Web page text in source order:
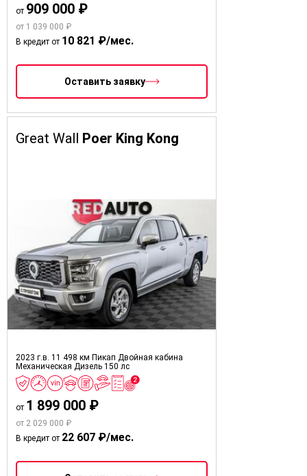
от 909 000 ₽
от 1 039 000 ₽
В кредит от 10 821 ₽/мес.
Оставить заявку
Great Wall Poer King Kong
2023 г.в. 11 498 км Пикап Двойная кабина
Механическая Дизель 150 лс
от 1 899 000 ₽
от 2 029 000 ₽
В кредит от 22 607 ₽/мес.